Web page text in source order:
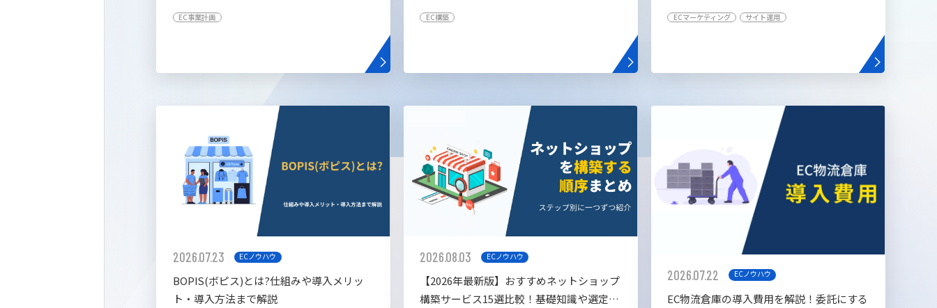
EC事業計画 EC構築 ECマーケティング サイト運用
2026.07.23 ECノウハウ
BOPIS(ボピス)とは?仕組みや導入メリッ
ト・導入方法まで解説
2026.08.03 ECノウハウ
【2026年最新版】おすすめネットショップ
構築サービス15選比較！基礎知識や選定基
2026.07.22 ECノウハウ
EC物流倉庫の導入費用を解説！委託にする